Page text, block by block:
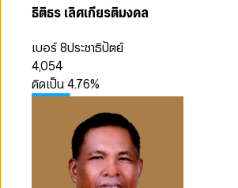
ธิติธร เลิศเกียรติมงคล
เบอร์ 8ประชาธิปัตย์
4,054
คิดเป็น4.76%